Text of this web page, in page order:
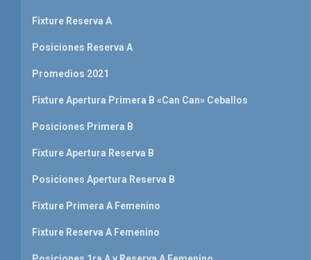
Fixture Reserva A
Posiciones Reserva A
Promedios 2021
Fixture Apertura Primera B «Can Can» Ceballos
Posiciones Primera B
Fixture Apertura Reserva B
Posiciones Apertura Reserva B
Fixture Primera A Femenino
Fixture Reserva A Femenino